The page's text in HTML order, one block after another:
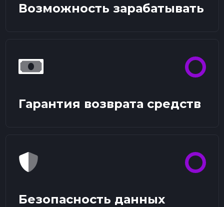
Возможность зарабатывать
Гарантия возврата средств
Безопасность данных